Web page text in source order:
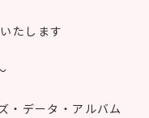
たします
・データ・アルバム